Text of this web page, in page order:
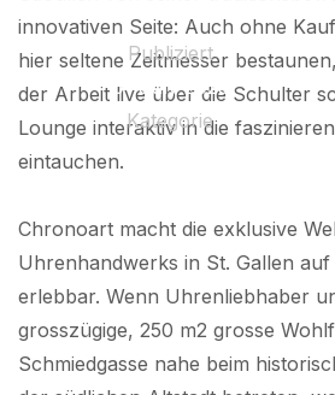
Publiziert
01 July 2025
Kategorie
innovativen Seite: Auch ohne
hier seltene Zeitmesser
der Arbeit live über die Schulter
Lounge interaktiv in die
eintauchen.
Chronoart macht die exklusive
Uhrenhandwerks in St. Gallen
erlebbar. Wenn Uhrenliebhaber
grosszügige, 250 m2 grosse
Schmiedgasse nahe beim